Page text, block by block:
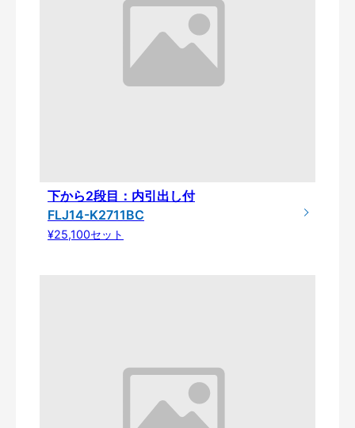
下から2段目：内引出し付
FLJ14-K2711BC
¥25,100セット